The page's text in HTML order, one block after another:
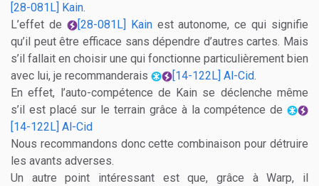
[28-081L] Kain.
L’effet de
[28-081L] Kainest autonome, ce qui signifie
qu’il peut être efficace sans dépendre d’autres cartes. Mais
s’il fallait en choisir une qui fonctionne particulièrement bien
avec lui, je recommanderais
[14-122L] Al-Cid.
En effet, l’auto-compétence de Kain se déclenche même
s’il est placé sur le terrain grâce à la compétence de
[14-122L] Al-Cid
Nous recommandons donc cette combinaison pour détruire
les avants adverses.
Un autre point intéressant est que, grâce à Warp, il